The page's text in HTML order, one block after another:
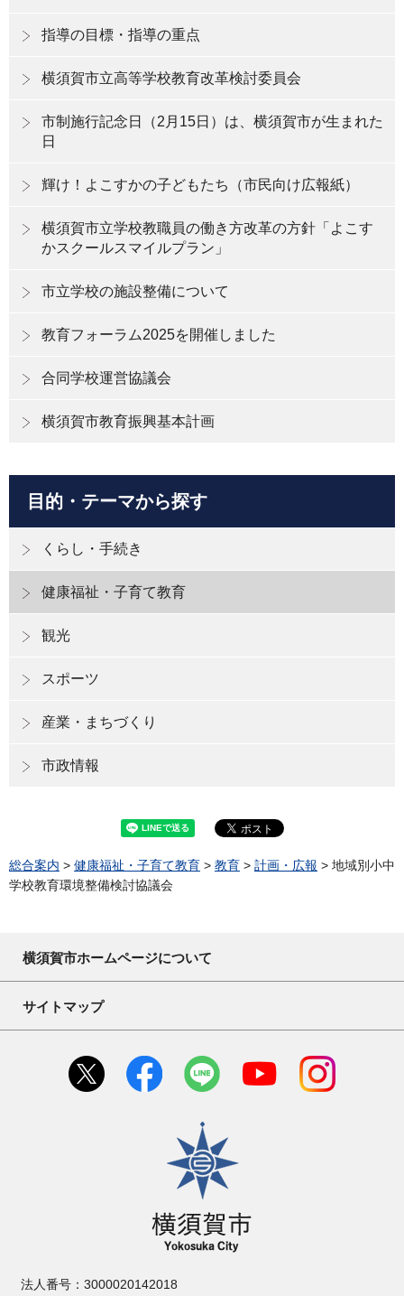
指導の目標・指導の重点
横須賀市立高等学校教育改革検討委員会
市制施行記念日（2月15日）は、横須賀市が生まれた
日
輝け！よこすかの子どもたち（市民向け広報紙）
横須賀市立学校教職員の働き方改革の方針「よこす
かスクールスマイルプラン」
市立学校の施設整備について
教育フォーラム2025を開催しました
合同学校運営協議会
横須賀市教育振興基本計画
目的・テーマから探す
くらし・手続き
健康福祉・子育て教育
観光
スポーツ
産業・まちづくり
市政情報
総合案内 > 健康福祉・子育て教育 > 教育 > 計画・広報 > 地域別小中
学校教育環境整備検討協議会
横須賀市ホームページについて
サイトマップ
横須賀市
法人番号：3000020142018